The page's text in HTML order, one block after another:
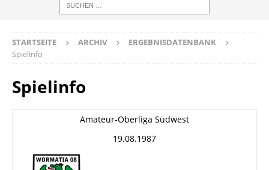
STARTSEITE ARCHIV
ERGEBNISDATENBANK
Spielinfo
Spielinfo
Amateur-Oberliga Südwest
19.08.1987